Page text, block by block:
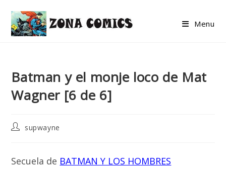
content
Menu
Batman y el monje loco de Mat
Wagner [6 de 6]
Postsupwayne
Secuela de BATMAN Y LOS HOMBRES